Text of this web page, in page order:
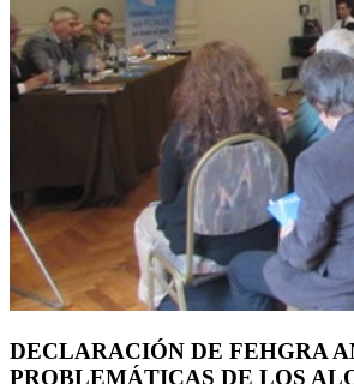
DECLARACIÓN DE FEHGRA
PROBLEMÁTICAS DE LOS